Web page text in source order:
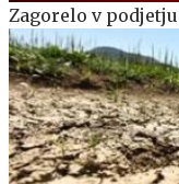
Zagorelo v